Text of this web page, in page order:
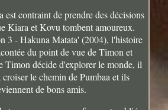
est contraint de prendre des décisions
Kiara et Kovu tombent amoureux.
3 - Hakuna Matata' (2004), l'histoire
du point de vue de Timon et
Timon décide d'explorer le monde, il
croiser le chemin de Pumbaa et ils
de bons amis.